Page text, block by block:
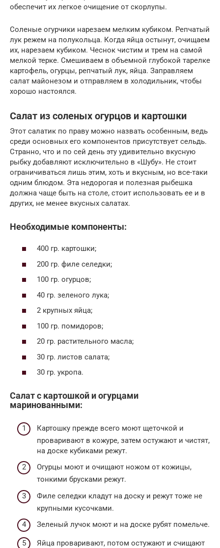
обеспечит их легкое очищение от скорлупы.
Соленые огурчики нарезаем мелким кубиком. Репчатый
лук режем на полукольца. Когда яйца остынут, очищаем
их, нарезаем кубиком. Чеснок чистим и трем на самой
мелкой терке. Смешиваем в объемной глубокой тарелке
картофель, огурцы, репчатый лук, яйца. Заправляем
салат майонезом и отправляем в холодильник, чтобы
хорошо настоялся.
Салат из соленых огурцов и картошки
Этот салатик по праву можно назвать особенным, ведь
среди основных его компонентов присутствует сельдь.
Странно, что и по сей день эту удивительно вкусную
рыбку добавляют исключительно в «Шубу». Не стоит
ограничиваться лишь этим, хоть и вкусным, но все-таки
одним блюдом. Эта недорогая и полезная рыбешка
должна чаще быть на столе, стоит использовать ее и в
других, не менее вкусных салатах.
Необходимые компоненты:
400 гр. картошки;
200 гр. филе селедки;
100 гр. огурцов;
40 гр. зеленого лука;
2 крупных яйца;
100 гр. помидоров;
20 гр. растительного масла;
30 гр. листов салата;
30 гр. укропа.
Салат с картошкой и огурцами
маринованными:
Картошку прежде всего моют щеточкой и
проваривают в кожуре, затем остужают и чистят,
на доске кубиками режут.
Огурцы моют и очищают ножом от кожицы,
тонкими брусками режут.
Филе селедки кладут на доску и режут тоже не
крупными кусочками.
Зеленый лучок моют и на доске рубят помельче.
Яйца проваривают, потом остужают и счищают